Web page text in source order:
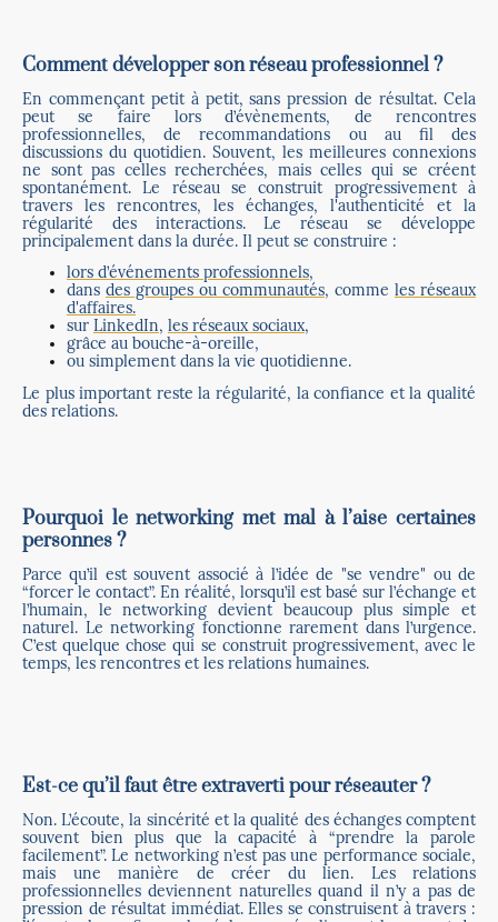
Comment développer son réseau professionnel ?
En commençant petit à petit, sans pression de résultat. Cela
peut se faire lors d’évènements, de rencontres
professionnelles, de recommandations ou au fil des
discussions du quotidien. Souvent, les meilleures connexions
ne sont pas celles recherchées, mais celles qui se créent
spontanément. Le réseau se construit progressivement à
travers les rencontres, les échanges, l'authenticité et la
régularité des interactions. Le réseau se développe
principalement dans la durée. Il peut se construire :
lors d’événements professionnels,
dans des groupes ou communautés, comme les réseaux
d'affaires.
sur LinkedIn, les réseaux sociaux,
grâce au bouche-à-oreille,
ou simplement dans la vie quotidienne.
Le plus important reste la régularité, la confiance et la qualité
des relations.
Pourquoi le networking met mal à l’aise certaines
personnes ?
Parce qu’il est souvent associé à l’idée de "se vendre" ou de
“forcer le contact”. En réalité, lorsqu’il est basé sur l’échange et
l’humain, le networking devient beaucoup plus simple et
naturel. Le networking fonctionne rarement dans l’urgence.
C’est quelque chose qui se construit progressivement, avec le
temps, les rencontres et les relations humaines.
Est-ce qu’il faut être extraverti pour réseauter ?
Non. L’écoute, la sincérité et la qualité des échanges comptent
souvent bien plus que la capacité à “prendre la parole
facilement”. Le networking n’est pas une performance sociale,
mais une manière de créer du lien. Les relations
professionnelles deviennent naturelles quand il n’y a pas de
pression de résultat immédiat. Elles se construisent à travers :